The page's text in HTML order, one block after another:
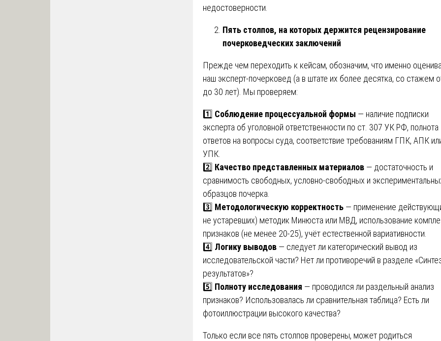
недостоверности.
Пять столпов, на которых держится рецензирование
почерковедческих заключений
Прежде чем переходить к кейсам, обозначим, что именно
наш эксперт-почерковед (а в штате их более десятка, со стажем
до 30 лет). Мы проверяем:
1️⃣ Соблюдение процессуальной формы — наличие подписки
эксперта об уголовной ответственности по ст. 307 УК РФ, полнота
ответов на вопросы суда, соответствие требованиям ГПК, АПК
УПК.
2️⃣ Качество представленных материалов — достаточность и
сравнимость свободных, условно-свободных и
образцов почерка.
3️⃣ Методологическую корректность — применение
не устаревших) методик Минюста или МВД, использование
признаков (не менее 20-25), учёт естественной вариативности.
4️⃣ Логику выводов — следует ли категорический вывод из
исследовательской части? Нет ли противоречий в разделе
результатов»?
5️⃣ Полноту исследования — проводился ли раздельный анализ
признаков? Использовалась ли сравнительная таблица? Есть ли
фотоиллюстрации высокого качества?
Только если все пять столпов проверены, может родиться